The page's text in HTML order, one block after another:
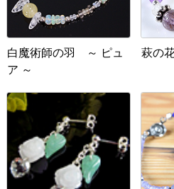
白魔術師の羽 ～ ピュ
ア ～
萩の